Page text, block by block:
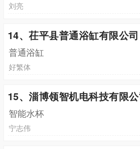
刘亮
14、茌平县普通浴缸有限公司
普通浴缸
好繁体
15、淄博领智机电科技有限
智能水杯
宁志伟